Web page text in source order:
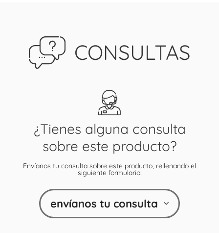
CONSULTAS
¿Tienes alguna consulta
sobre este producto?
Envíanos tu consulta sobre este producto, rellenando el
siguiente formulario:
envíanos tu consulta